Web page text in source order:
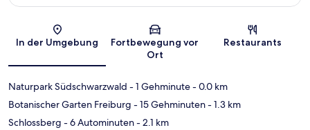
In der Umgebung
Fortbewegung vor
Ort
Restaurants
Naturpark Südschwarzwald - 1 Gehminute- 0.0 km
Botanischer Garten Freiburg - 15 Gehminuten- 1.3 km
Schlossberg - 6 Autominuten- 2.1 km